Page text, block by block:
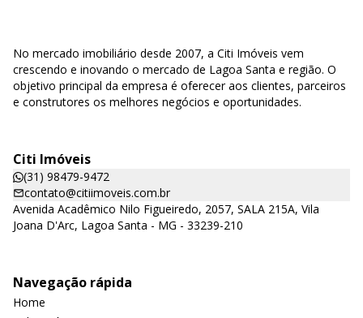
No mercado imobiliário desde 2007, a Citi Imóveis vem
crescendo e inovando o mercado de Lagoa Santa e região. O
objetivo principal da empresa é oferecer aos clientes, parceiros
e construtores os melhores negócios e oportunidades.
Citi Imóveis
(31) 98479-9472
contato@citiimoveis.com.br
Avenida Acadêmico Nilo Figueiredo, 2057, SALA 215A, Vila
Joana D'Arc, Lagoa Santa - MG - 33239-210
Navegação rápida
Home